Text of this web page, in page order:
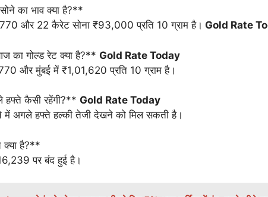
का भाव क्या है?**
और 22 कैरेट सोना ₹93,000 प्रति 10 ग्राम है। Gold Rate
का गोल्ड रेट क्या है?** Gold Rate Today
और मुंबई में ₹1,01,620 प्रति 10 ग्राम है।
कैसी रहेंगी?** Gold Rate Today
में अगले हफ्ते हल्की तेजी देखने को मिल सकती है।
है?**
पर बंद हुई है।